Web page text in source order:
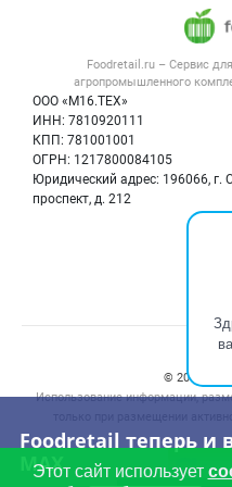
Foodretail теперь и
MAX
Foodretail.ru – Сервис
агропромышленного
ООО «М16.ТЕХ»
ИНН: 7810920111
КПП: 781001001
ОГРН: 1217800084105
Юридический адрес: 196066, г.
проспект, д. 212
Политика
Карта
Счетчики,
©
Использование информации,
только при размещении
Этот сайт использует